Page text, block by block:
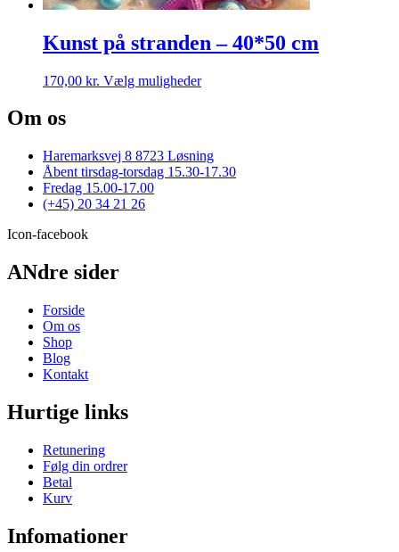
Kunst på stranden – 40*50 cm
170,00 kr. Vælg mulighederDette
Mulighederne
kan
Om os
Haremarksvej 8 8723 Løsning
Åbent tirsdag-torsdag 15.30-17.30
Fredag 15.00-17.00
(+45) 20 34 21 26
Icon-facebook
ANdre sider
Forside
Om os
Shop
Blog
Kontakt
Hurtige links
Retunering
Følg din ordrer
Betal
Kurv
Infomationer